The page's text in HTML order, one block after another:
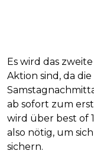
Es wird das
Aktion sind, da
ab sofort zum
wird über best of
also nötig, um
sichern.